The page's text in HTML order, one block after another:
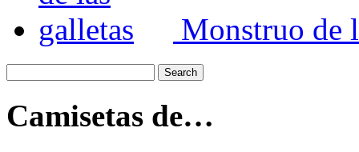
Monstruo de
Camisetas de…